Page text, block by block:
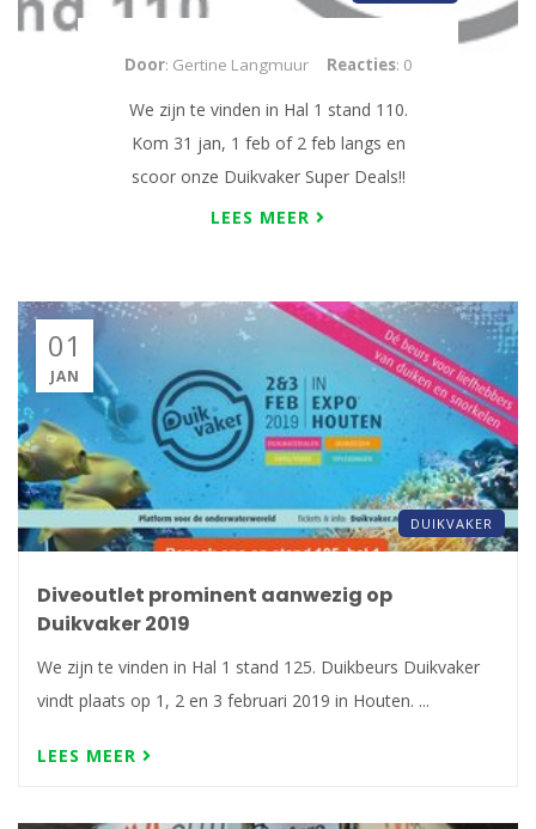
Door: Gertine Langmuur Reacties: 0
We zijn te vinden in Hal 1 stand 110.
Kom 31 jan, 1 feb of 2 feb langs en
scoor onze Duikvaker Super Deals!!
LEES MEER
01
JAN
DUIKVAKER
Diveoutlet prominent aanwezig op
Duikvaker 2019
We zijn te vinden in Hal 1 stand 125. Duikbeurs Duikvaker
vindt plaats op 1, 2 en 3 februari 2019 in Houten. ...
LEES MEER